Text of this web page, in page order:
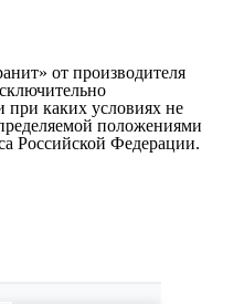
от производителя
каких условиях не
положениями
Российской Федерации.